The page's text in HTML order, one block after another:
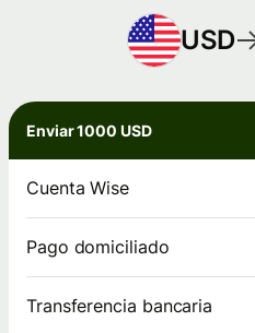
USD
Enviar 1000 USD
Cuenta Wise
Pago domiciliado
Transferencia bancaria